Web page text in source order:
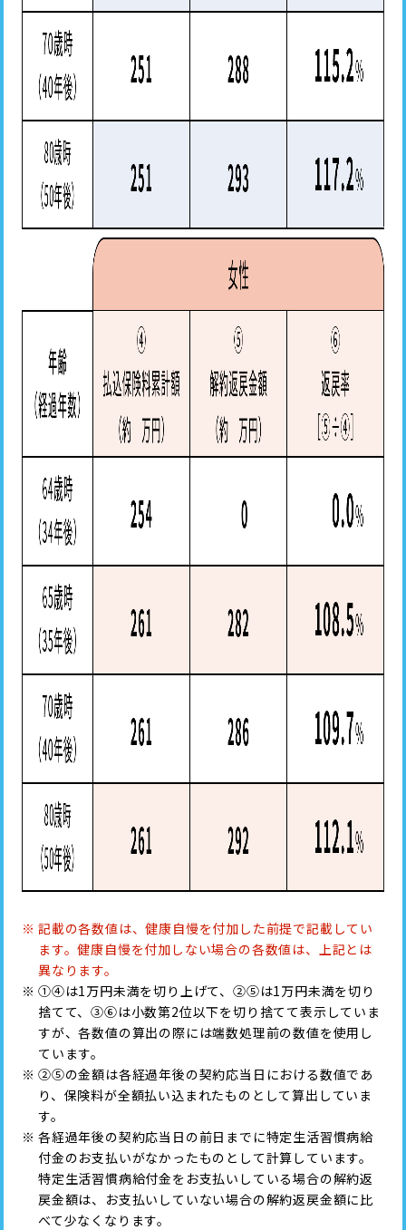
記載の各数値は、健康自慢を付加した前提で記載してい
ます。健康自慢を付加しない場合の各数値は、上記とは
異なります。
①④は1万円未満を切り上げて、②⑤は1万円未満を切り
捨てて、③⑥は小数第2位以下を切り捨てて表示していま
すが、各数値の算出の際には端数処理前の数値を使用し
ています。
②⑤の金額は各経過年後の契約応当日における数値であ
り、保険料が全額払い込まれたものとして算出していま
す。
各経過年後の契約応当日の前日までに特定生活習慣病給
付金のお支払いがなかったものとして計算しています。
特定生活習慣病給付金をお支払いしている場合の解約返
戻金額は、お支払いしていない場合の解約返戻金額に比
べて少なくなります。